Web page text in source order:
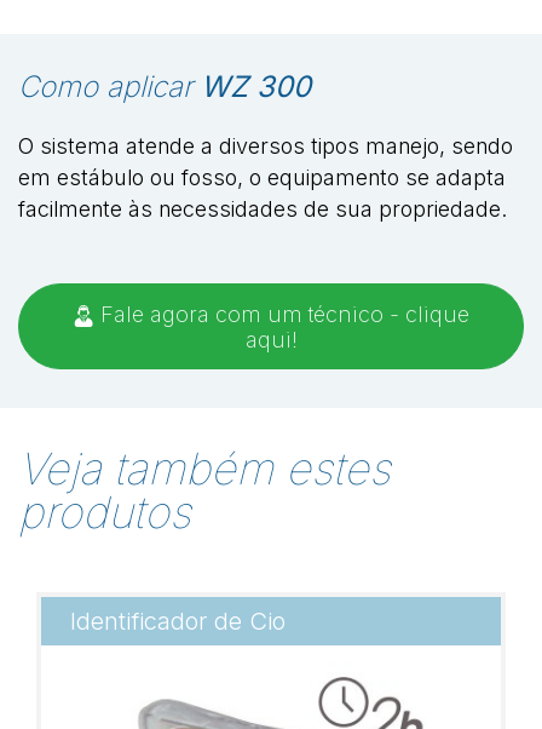
Como aplicar WZ 300
O sistema atende a diversos tipos manejo, sendo
em estábulo ou fosso, o equipamento se adapta
facilmente às necessidades de sua propriedade.
Fale agora com um técnico - clique
aqui!
Veja também estes
produtos
Identificador de Cio